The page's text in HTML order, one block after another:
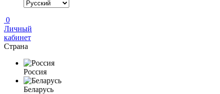
0
Личный
кабинет
Страна
Россия
Беларусь